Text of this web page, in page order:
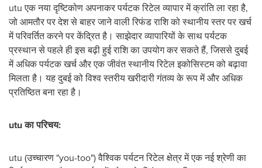
utu एक नया दृष्टिकोण अपनाकर पर्यटक रिटेल व्यापार में क्रांति ला रहा है,
जो आमतौर पर देश से बाहर जाने वाली रिफंड राशि को स्थानीय स्तर पर खर्च
में परिवर्तित करने पर केंद्रित है। साझेदार व्यापारियों के साथ पर्यटक
प्रस्थान से पहले ही इस बढ़ी हुई राशि का उपयोग कर सकते हैं, जिससे दुबई
में अधिक पर्यटक खर्च और एक जीवंत स्थानीय रिटेल इकोसिस्टम को बढ़ावा
मिलता है। यह दुबई को विश्व स्तरीय खरीदारी गंतव्य के रूप में और अधिक
प्रतिष्ठित बना रहा है।
utu का परिचय:
utu (उच्चारण "you-too") वैश्विक पर्यटन रिटेल क्षेत्र में एक नई श्रेणी का